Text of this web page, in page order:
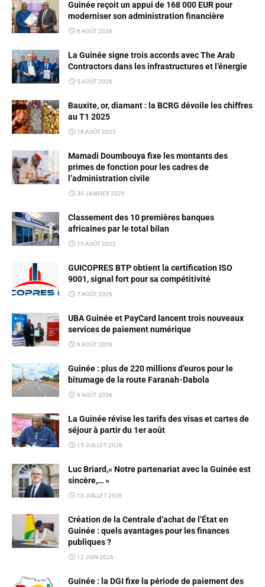
Guinée reçoit un appui de 168 000 EUR pour
moderniser son administration financière
6 AOÛT 2026
La Guinée signe trois accords avec The Arab
Contractors dans les infrastructures et l’énergie
5 AOÛT 2026
Bauxite, or, diamant : la BCRG dévoile les chiffres
au T1 2025
18 AOÛT 2025
Mamadi Doumbouya fixe les montants des
primes de fonction pour les cadres de
l’administration civile
30 JANVIER 2025
Classement des 10 premières banques
africaines par le total bilan
15 AOÛT 2022
GUICOPRES BTP obtient la certification ISO
9001, signal fort pour sa compétitivité
7 AOÛT 2026
UBA Guinée et PayCard lancent trois nouveaux
services de paiement numérique
6 AOÛT 2026
Guinée : plus de 220 millions d’euros pour le
bitumage de la route Faranah-Dabola
6 AOÛT 2026
La Guinée révise les tarifs des visas et cartes de
séjour à partir du 1er août
15 JUILLET 2026
Luc Briard,« Notre partenariat avec la Guinée est
sincère,… »
13 JUILLET 2026
Création de la Centrale d’achat de l’État en
Guinée : quels avantages pour les finances
publiques ?
12 JUIN 2026
Guinée : la DGI fixe la période de paiement des